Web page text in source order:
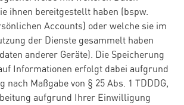
ihnen bereitgestellt haben (bspw.
Accounts) oder welche sie im
der Dienste gesammelt haben
anderer Geräte). Die Speicherung
Informationen erfolgt dabei aufgrund
Maßgabe von § 25 Abs. 1 TDDDG,
aufgrund Ihrer Einwilligung
uns rasch bei Ihnen. Bei
ist unserKunden-Servicefür Sie